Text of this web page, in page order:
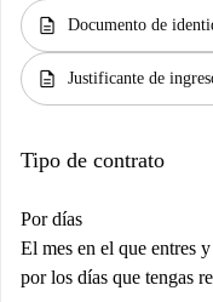
description Documento de
description Justificante de
Tipo de contrato
Por días
El mes en el que entres
por los días que tengas